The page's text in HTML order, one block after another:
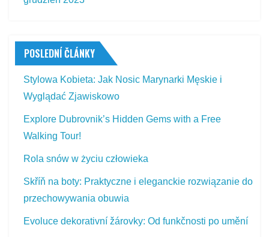
POSLEDNÍ ČLÁNKY
Stylowa Kobieta: Jak Nosic Marynarki Męskie i
Wyglądać Zjawiskowo
Explore Dubrovnik’s Hidden Gems with a Free
Walking Tour!
Rola snów w życiu człowieka
Skříň na boty: Praktyczne i eleganckie rozwiązanie do
przechowywania obuwia
Evoluce dekorativní žárovky: Od funkčnosti po umění